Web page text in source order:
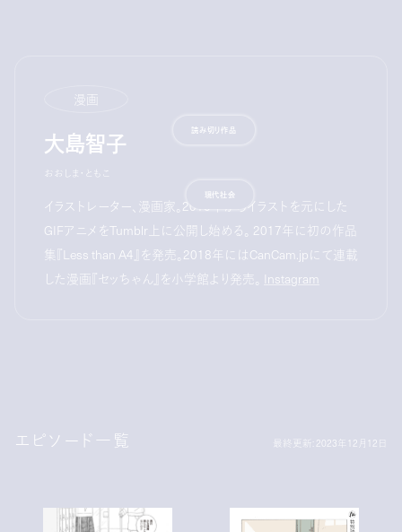
漫画
大島智子
おおしま・ともこ
イラストレーター、漫画家。2010年からイラストを元にした
GIFアニメをTumblr上に公開し始める。 2017年に初の作品
集『Less than A4』を発売。2018年にはCanCam.jpにて連載
した漫画『セッちゃん』を小学館より発売。 Instagram
エピソード一覧 最終更新: 2023年12月12日
現代社会